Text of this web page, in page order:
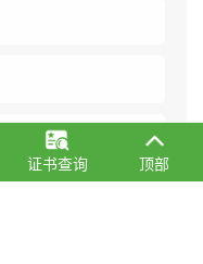
证书查询 顶部